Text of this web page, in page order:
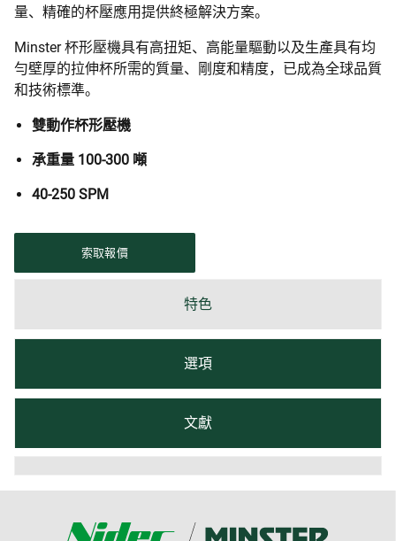
量、精確的杯壓應用提供終極解決方案。
Minster 杯形壓機具有高扭矩、高能量驅動以及生產具有均
勻壁厚的拉伸杯所需的質量、剛度和精度，已成為全球品質
和技術標準。
雙動作杯形壓機
承重量 100-300 噸
40-250 SPM
索取報價
特色
選項
文獻